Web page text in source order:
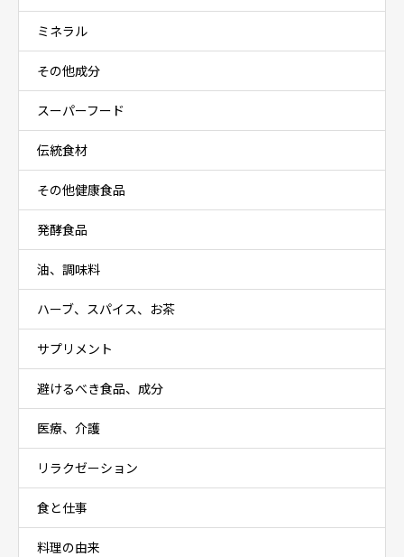
ミネラル
その他成分
スーパーフード
伝統食材
その他健康食品
発酵食品
油、調味料
ハーブ、スパイス、お茶
サプリメント
避けるべき食品、成分
医療、介護
リラクゼーション
食と仕事
料理の由来